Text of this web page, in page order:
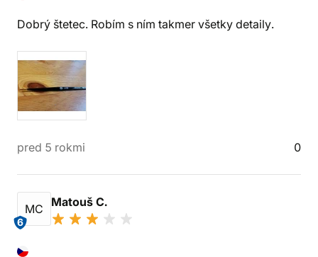
Dobrý štetec. Robím s ním takmer všetky detaily.
pred 5 rokmi 0
MC
6
Matouš C.